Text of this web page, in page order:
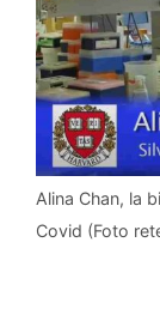
Alina Chan, la
Covid (Foto